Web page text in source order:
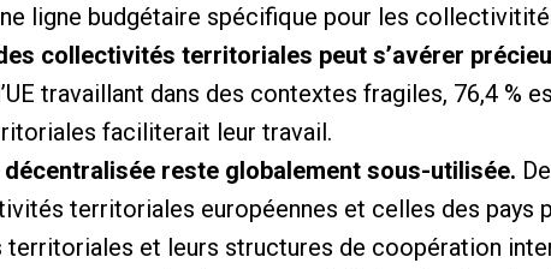
ligne budgétaire spécifique pour les
collectivités territoriales peut s’avérer
travaillant dans des contextes fragiles, 76,4 %
faciliterait leur travail.
reste globalement sous-utilisée.
territoriales européennes et celles des pays
et leurs structures de coopération